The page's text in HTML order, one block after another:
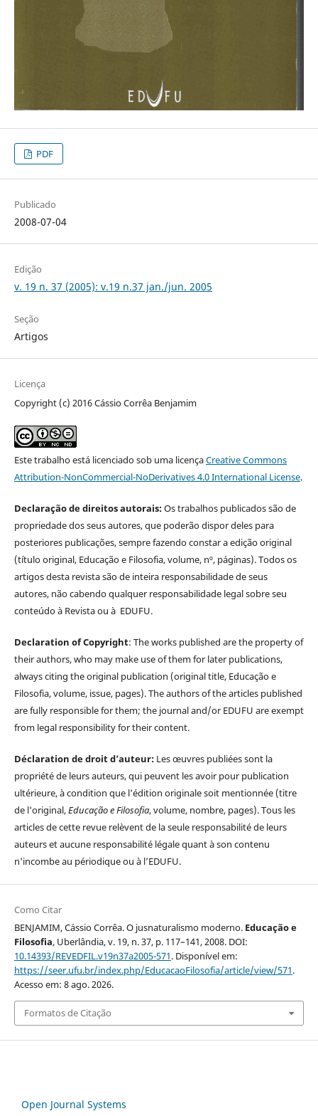
PDF
Publicado
2008-07-04
Edição
v. 19 n. 37 (2005): v.19 n.37 jan./jun. 2005
Seção
Artigos
Licença
Copyright (c) 2016 Cássio Corrêa Benjamim
Este trabalho está licenciado sob uma licençaCreative Commons
Attribution-NonCommercial-NoDerivatives 4.0 International License.
Declaração de direitos autorais:Os trabalhos publicados são de
propriedade dos seus autores, que poderão dispor deles para
posteriores publicações, sempre fazendo constar a edição original
(título original, Educação e Filosofia, volume, nº, páginas). Todos os
artigos desta revista são de inteira responsabilidade de seus
autores, não cabendo qualquer responsabilidade legal sobre seu
conteúdo à Revista ou à EDUFU.
Declaration of Copyright: The works published are the property of
their authors, who may make use of them for later publications,
always citing the original publication (original title, Educação e
Filosofia, volume, issue, pages). The authors of the articles published
are fully responsible for them; the journal and/or EDUFU are exempt
from legal responsibility for their content.
Déclaration de droit d’auteur: Les œuvres publiées sont la
propriété de leurs auteurs, qui peuvent les avoir pour publication
ultérieure, à condition que l'édition originale soit mentionnée (titre
de l'original,Educação e Filosofia, volume, nombre, pages). Tous les
articles de cette revue relèvent de la seule responsabilité de leurs
auteurs et aucune responsabilité légale quant à son contenu
n'incombe au périodique ou à l’EDUFU.
Como Citar
BENJAMIM, Cássio Corrêa. O jusnaturalismo moderno. Educação e
Filosofia, Uberlândia, v. 19, n. 37, p. 117–141, 2008. DOI:
10.14393/REVEDFIL.v19n37a2005-571. Disponível em:
https://seer.ufu.br/index.php/EducacaoFilosofia/article/view/571.
Acesso em: 8 ago. 2026.
Formatos de Citação
Open Journal Systems